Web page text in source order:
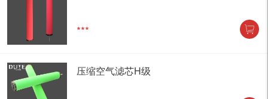
***
压缩空气滤芯H级